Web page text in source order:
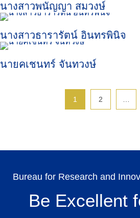
นางสาวพนัญญา สมวงษ์
นางสาวธารารัตน์ อินทรพินิจ
นายคเชนทร์ จันทวงษ์
1 2
Bureau for Research and
Be Excellent